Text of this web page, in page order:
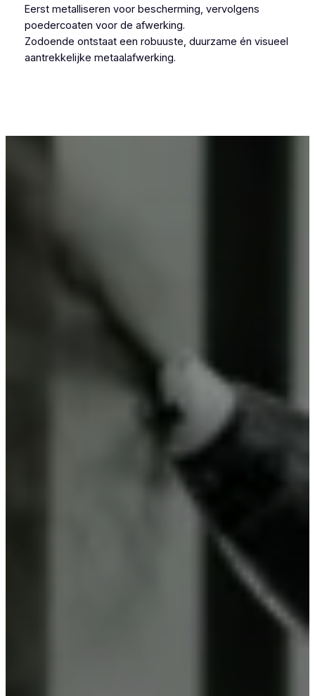
Eerst metalliseren voor bescherming, vervolgens
poedercoaten voor de afwerking.
Zodoende ontstaat een robuuste, duurzame én visueel
aantrekkelijke metaalafwerking.